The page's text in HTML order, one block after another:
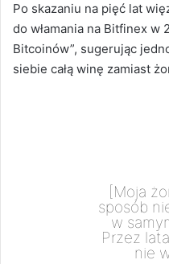
Po skazaniu na pięć lat
do włamania na Bitfinex w
Bitcoinów”, sugerując
siebie całą winę zamiast
[Moja
sposób
w
Przez
nie